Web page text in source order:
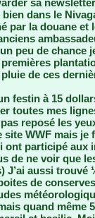
sa
dans le
par la douane et
peu de chance
de ces
festin à 15
toutes mes
pas reposé les
site WWF mais je
ont participé aux
de ne voir que
J’ai aussi
de
quand même